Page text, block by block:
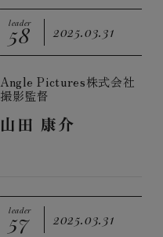
leader
58 2025.03.31
Angle Pictures株式会社
撮影監督
山田 康介
leader
57 2025.03.31